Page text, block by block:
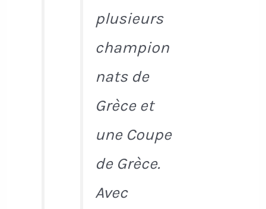
plusieurs
champion
nats de
Grèce et
une Coupe
de Grèce.
Avec